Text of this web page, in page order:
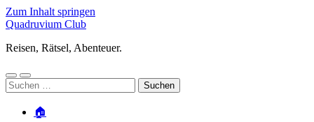
Zum Inhalt springen
Quadruvium Club
Reisen, Rätsel, Abenteuer.
Mobile-
Menü
Suchfeld
ein-/ausblenden
Suchen
nach:
🏠